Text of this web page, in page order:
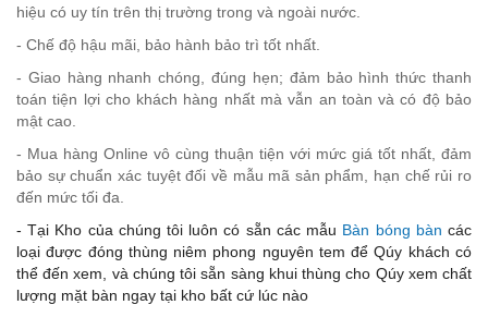
hiệu có uy tín trên thị trường trong và ngoài nước.
- Chế độ hậu mãi, bảo hành bảo trì tốt nhất.
- Giao hàng nhanh chóng, đúng hẹn; đảm bảo hình thức thanh
toán tiện lợi cho khách hàng nhất mà vẫn an toàn và có độ bảo
mật cao.
- Mua hàng Online vô cùng thuận tiện với mức giá tốt nhất, đảm
bảo sự chuẩn xác tuyệt đối về mẫu mã sản phẩm, hạn chế rủi ro
đến mức tối đa.
- Tại Kho của chúng tôi luôn có sẵn các mẫu Bàn bóng bàncác
loại được đóng thùng niêm phong nguyên tem để Qúy khách có
thể đến xem, và chúng tôi sẵn sàng khui thùng cho Qúy xem chất
lượng mặt bàn ngay tại kho bất cứ lúc nào